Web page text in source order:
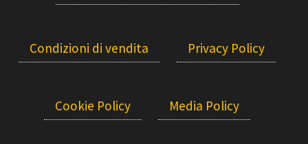
Condizioni di vendita Privacy Policy
Cookie Policy Media Policy